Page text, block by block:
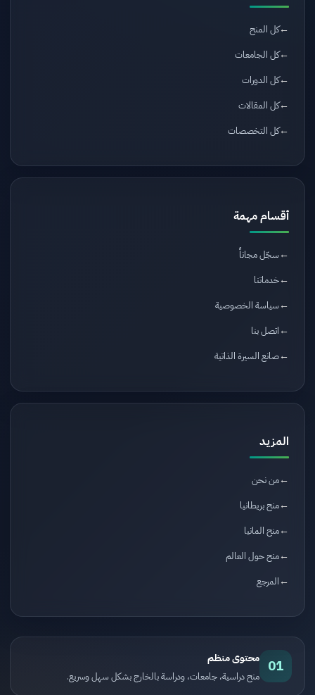
كل المنح
كل الجامعات
كل الدورات
كل المقالات
كل التخصصات
أقسام مهمة
سجّل مجاناً
خدماتنا
سياسة الخصوصية
اتصل بنا
صانع السيرة الذاتية
المزيد
من نحن
منح بريطانيا
منح المانيا
منح حول العالم
المرجع
01 محتوى منظم
منح دراسية، جامعات، ودراسة بالخارج بشكل سهل وسريع.